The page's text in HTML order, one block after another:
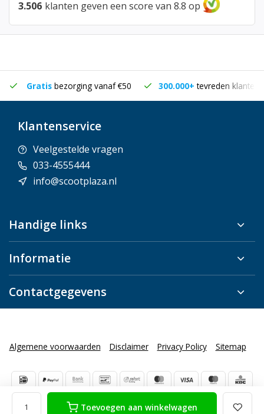
Toevoegen aan winkelwagen
3.506 klanten geven een score van 8.8 op
Gratis bezorging vanaf €50 300.000+tevreden klanten
Klantenservice
Veelgestelde vragen
033-4555444
info@scootplaza.nl
Handige links
Informatie
Contactgegevens
Algemene voorwaarden Disclaimer Privacy Policy Sitemap